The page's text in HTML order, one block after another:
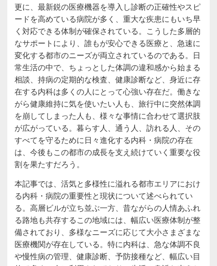
更に、最新鋭の医療機器を導入し診断の正確性やスピ
ードを高めている病院が多く、重大な疾患にもいち早
く対応できる体制が確保されている。こうした多層的
なサポートにより、誰もが安心できる医療と、急速に
変化する都市のニーズが両立されているのである。日
常生活の中で、ちょっとした体調の違和感から始まる
相談、持病の定期的な検査、健康診断など、身近に存
在する内科は多くの人にとって心強い存在だ。働きな
がら健康維持に気を使いたい人も、旅行中に突然体調
を崩してしまった人も、様々な事情に合わせて選択肢
が広がっている。暮らす人、通う人、訪れる人、その
すべてを守るために日々進化する内科・病院の存在
は、今後もこの都市の成長を支え続けていく重要な役
割を果たすだろう。
本記事では、活気と多様性に溢れる都市エリアにおけ
る内科・病院の重要性と現状について述べられてい
る。高層ビルが立ち並ぶ一方、昔ながらの人情あふれ
る路地も共存するこの地域には、幅広い医療体制が整
備されており、多様なニーズに応じて大小さまざまな
医療機関が存在している。特に内科は、急な体調不良
や慢性病の管理、健康診断、予防接種など、幅広い目